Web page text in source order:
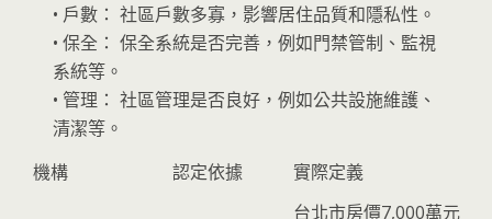
• 戶數： 社區戶數多寡，影響居住品質和隱私性。
• 保全： 保全系統是否完善，例如門禁管制、監視
系統等。
• 管理： 社區管理是否良好，例如公共設施維護、
清潔等。
機構
認定依據 實際定義
台北市房價7,000萬元